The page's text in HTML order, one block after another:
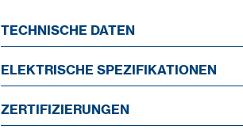
TECHNISCHE DATEN
ELEKTRISCHE SPEZIFIKATIONEN
ZERTIFIZIERUNGEN